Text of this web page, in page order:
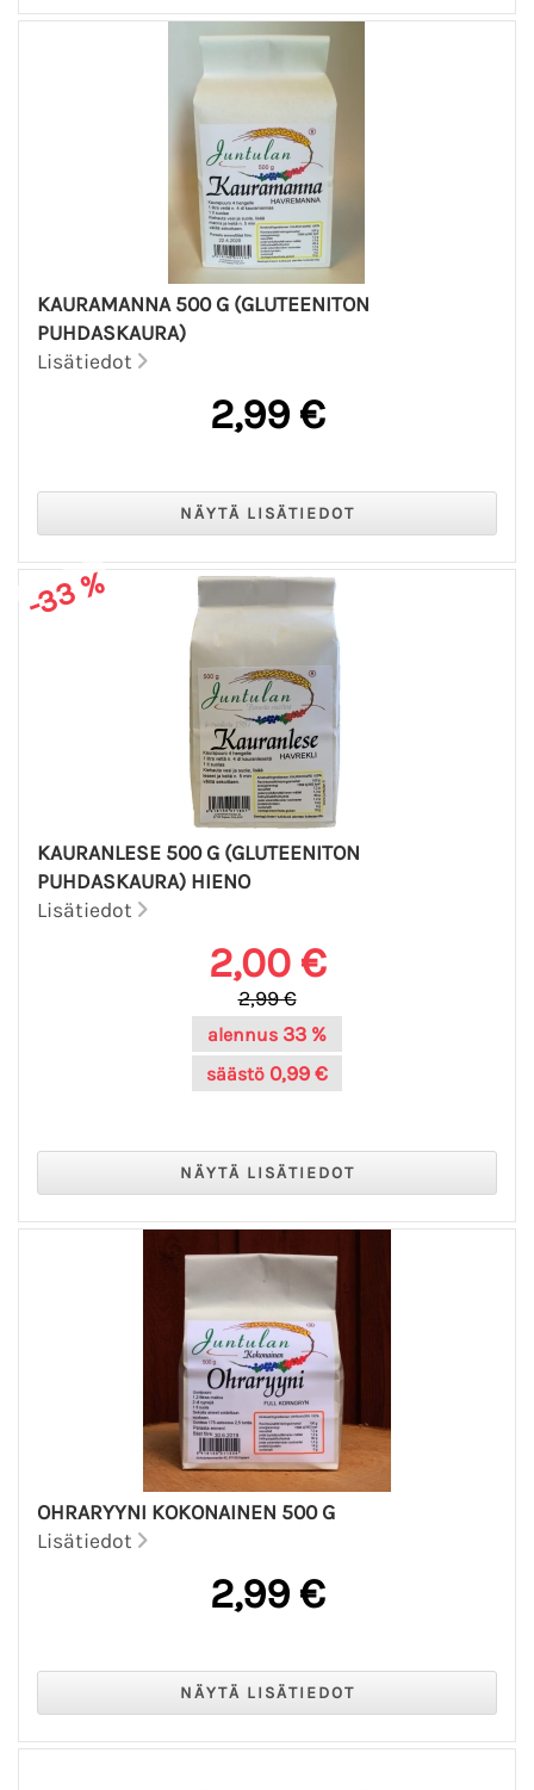
KAURAMANNA 500 G (GLUTEENITON
PUHDASKAURA)
Lisätiedot
2,99 €
-33 %
KAURANLESE 500 G (GLUTEENITON
PUHDASKAURA) HIENO
Lisätiedot
2,00 €
2,99 €
alennus 33 %
säästö 0,99 €
OHRARYYNI KOKONAINEN 500 G
Lisätiedot
2,99 €